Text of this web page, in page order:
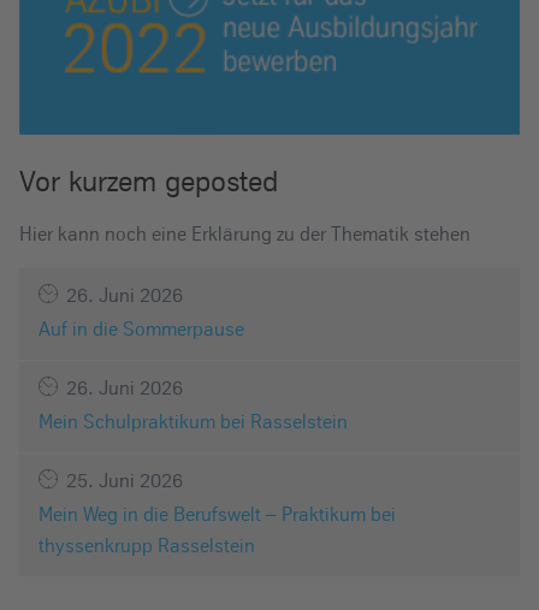
Vor kurzem geposted
Hier kann noch eine Erklärung zu der Thematik stehen
26. Juni 2026
Auf in die Sommerpause
26. Juni 2026
Mein Schulpraktikum bei Rasselstein
25. Juni 2026
Mein Weg in die Berufswelt – Praktikum bei
thyssenkrupp Rasselstein